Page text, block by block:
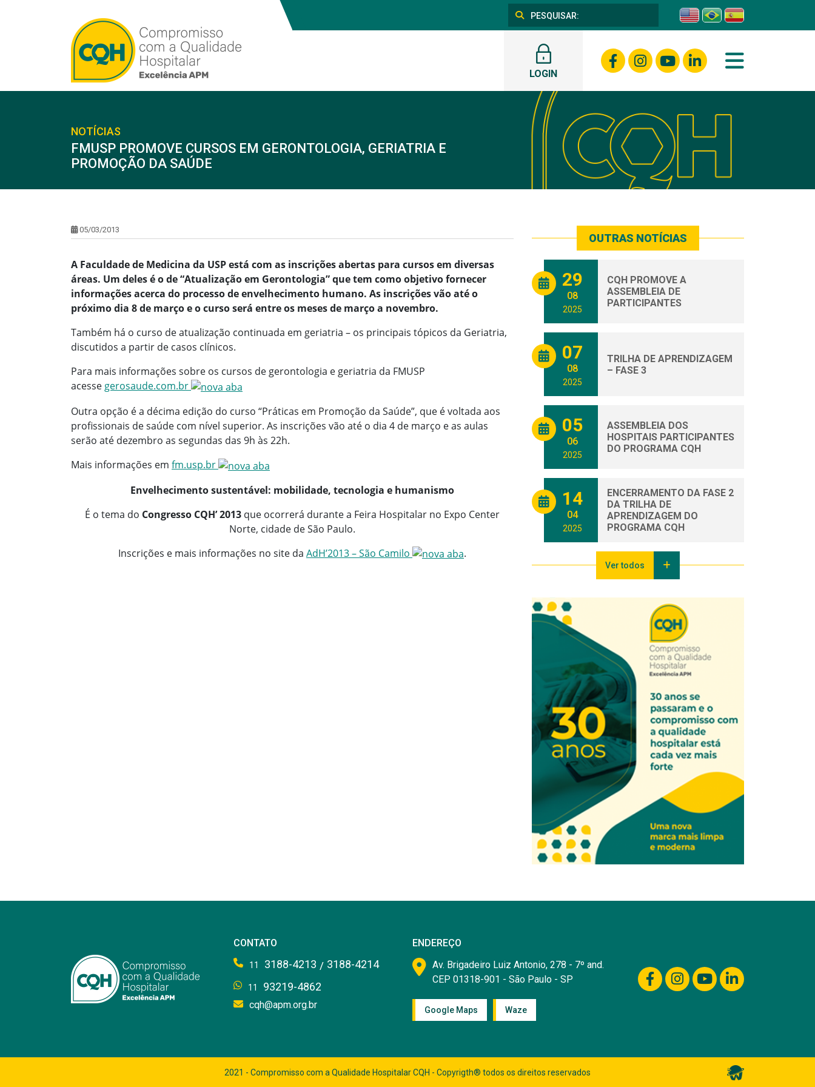
LOGIN
NOTÍCIAS
FMUSP PROMOVE CURSOS EM GERONTOLOGIA, GERIATRIA E
PROMOÇÃO DA SAÚDE
05/03/2013
A Faculdade de Medicina da USP está com as inscrições abertas para cursos em diversas
áreas. Um deles é o de “Atualização em Gerontologia” que tem como objetivo fornecer
informações acerca do processo de envelhecimento humano. As inscrições vão até o
próximo dia 8 de março e o curso será entre os meses de março a novembro.
Também há o curso de atualização continuada em geriatria – os principais tópicos da Geriatria,
discutidos a partir de casos clínicos.
Para mais informações sobre os cursos de gerontologia e geriatria da FMUSP
acesse gerosaude.com.br
Outra opção é a décima edição do curso “Práticas em Promoção da Saúde”, que é voltada aos
profissionais de saúde com nível superior. As inscrições vão até o dia 4 de março e as aulas
serão até dezembro as segundas das 9h às 22h.
Mais informações em fm.usp.br
Envelhecimento sustentável: mobilidade, tecnologia e humanismo
É o tema do Congresso CQH’ 2013 que ocorrerá durante a Feira Hospitalar no Expo Center
Norte, cidade de São Paulo.
Inscrições e mais informações no site da AdH’2013 – São Camilo .
OUTRAS NOTÍCIAS
29
08
2025
CQH PROMOVE A
ASSEMBLEIA DE
PARTICIPANTES
07
08
2025
TRILHA DE APRENDIZAGEM
– FASE 3
05
06
2025
ASSEMBLEIA DOS
HOSPITAIS PARTICIPANTES
DO PROGRAMA CQH
14
04
2025
ENCERRAMENTO DA FASE 2
DA TRILHA DE
APRENDIZAGEM DO
PROGRAMA CQH
Ver todos
CONTATO
11 3188-4213 / 3188-4214
11 93219-4862
cqh@apm.org.br
ENDEREÇO
Av. Brigadeiro Luiz Antonio, 278 - 7º and.
CEP 01318-901 - São Paulo - SP
Google Maps Waze
2021 - Compromisso com a Qualidade Hospitalar CQH - Copyrigth® todos os direitos reservados